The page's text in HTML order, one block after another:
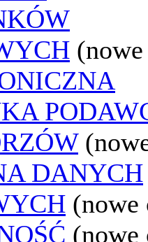
DANYCH
(nowe
(nowe